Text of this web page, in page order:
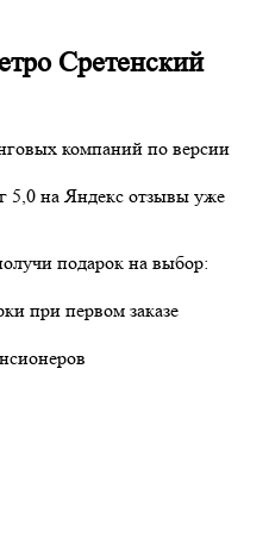
Сретенский
компаний по версии
5,0 наЯндекс отзывы уже
подарок на выбор:
при первом заказе